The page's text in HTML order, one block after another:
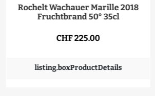
Rochelt Wachauer Marille 2018
Fruchtbrand 50° 35cl
CHF 225.00
listing.boxProductDetails